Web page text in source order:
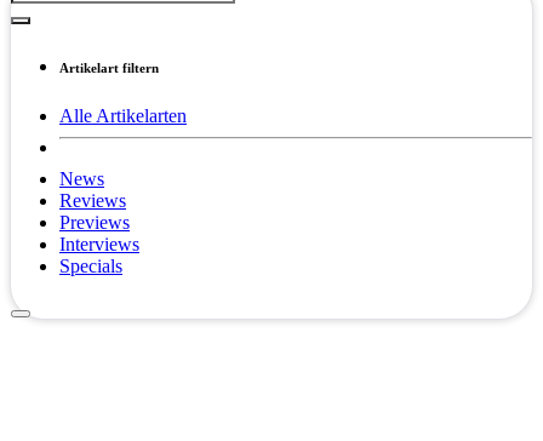
Artikelart filtern
Alle Artikelarten
News
Reviews
Previews
Interviews
Specials